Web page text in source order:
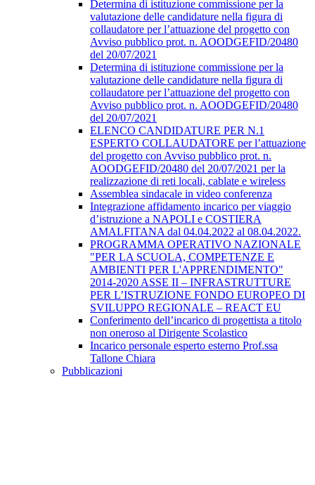
Determina di istituzione commissione per la
valutazione delle candidature nella figura di
collaudatore per l’attuazione del progetto con
Avviso pubblico prot. n. AOODGEFID/20480
del 20/07/2021
Determina di istituzione commissione per la
valutazione delle candidature nella figura di
collaudatore per l’attuazione del progetto con
Avviso pubblico prot. n. AOODGEFID/20480
del 20/07/2021
ELENCO CANDIDATURE PER N.1
ESPERTO COLLAUDATORE per l’attuazione
del progetto con Avviso pubblico prot. n.
AOODGEFID/20480 del 20/07/2021 per la
realizzazione di reti locali, cablate e wireless
Assemblea sindacale in video conferenza
Integrazione affidamento incarico per viaggio
d’istruzione a NAPOLI e COSTIERA
AMALFITANA dal 04.04.2022 al 08.04.2022.
PROGRAMMA OPERATIVO NAZIONALE
"PER LA SCUOLA, COMPETENZE E
AMBIENTI PER L'APPRENDIMENTO"
2014-2020 ASSE II – INFRASTRUTTURE
PER L’ISTRUZIONE FONDO EUROPEO DI
SVILUPPO REGIONALE – REACT EU
Conferimento dell’incarico di progettista a titolo
non oneroso al Dirigente Scolastico
Incarico personale esperto esterno Prof.ssa
Tallone Chiara
Pubblicazioni